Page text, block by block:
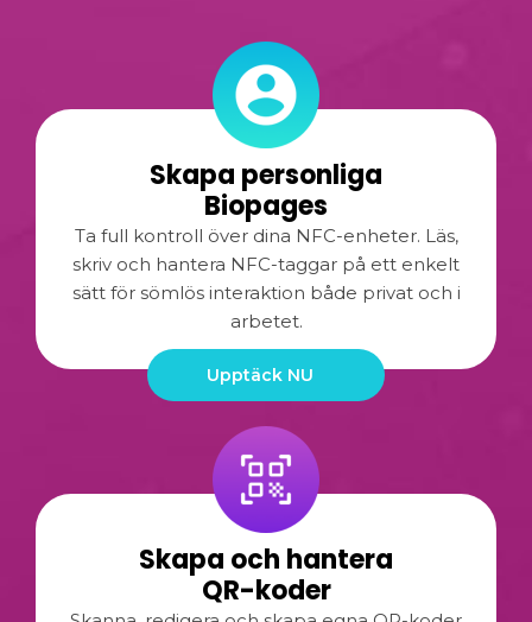
Skapa personliga
Biopages
Ta full kontroll över dina NFC-enheter. Läs,
skriv och hantera NFC-taggar på ett enkelt
sätt för sömlös interaktion både privat och i
arbetet.
Upptäck NU
Skapa och hantera
QR-koder